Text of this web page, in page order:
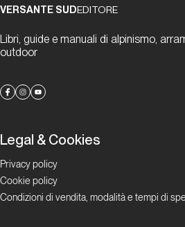
VERSANTE SUDEDITORE
Libri, guide e manuali di alpinismo,
outdoor
Legal & Cookies
Privacy policy
Cookie policy
Condizioni di vendita, modalità e tempi di